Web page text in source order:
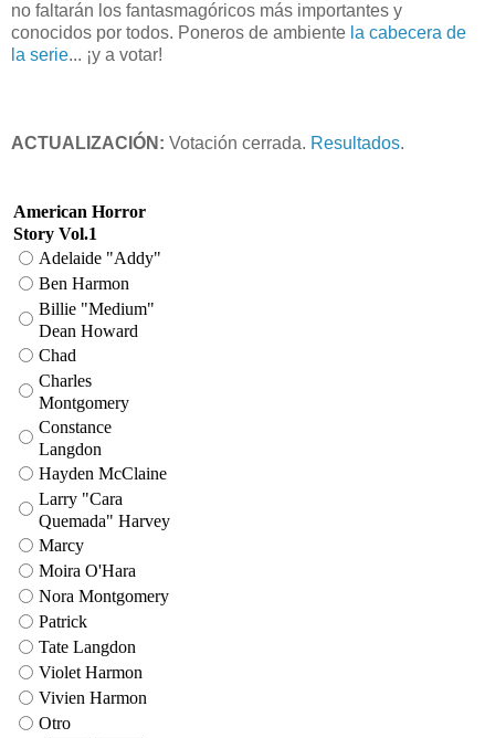
no faltarán los fantasmagóricos más importantes y
conocidos por todos. Poneros de ambiente la cabecera de
la serie... ¡y a votar!
ACTUALIZACIÓN: Votación cerrada. Resultados.
American Horror
Story Vol.1
Adelaide "Addy"
Ben Harmon
Billie "Medium"
Dean Howard
Chad
Charles
Montgomery
Constance
Langdon
Hayden McClaine
Larry "Cara
Quemada" Harvey
Marcy
Moira O'Hara
Nora Montgomery
Patrick
Tate Langdon
Violet Harmon
Vivien Harmon
Otro